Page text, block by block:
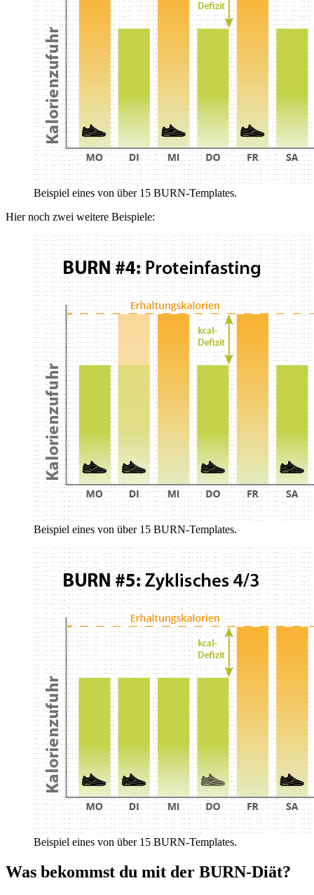
Beispiel eines von über 15 BURN-Templates.
Hier noch zwei weitere Beispiele:
Beispiel eines von über 15 BURN-Templates.
Beispiel eines von über 15 BURN-Templates.
Was bekommst du mit der BURN-Diät?